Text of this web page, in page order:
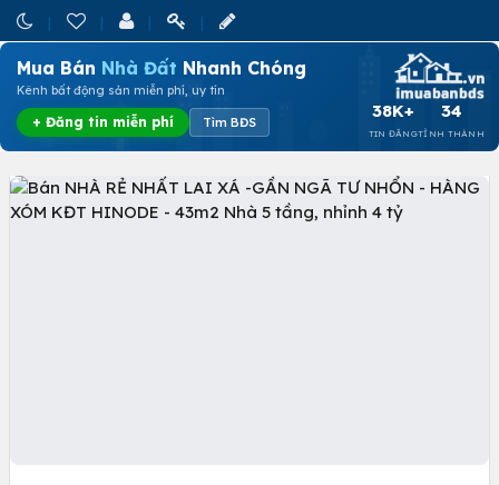
Mua Bán Nhà Đất Nhanh Chóng
Kênh bất động sản miễn phí, uy tín
+ Đăng tin miễn phí Tìm BĐS
38K+
TIN ĐĂNG
34
TỈNH THÀNH